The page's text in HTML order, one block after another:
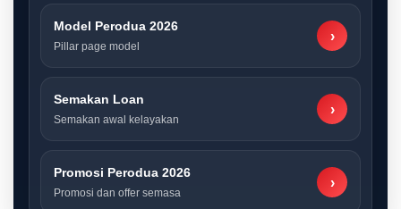
Model Perodua 2026
Pillar page model
›
Semakan Loan
Semakan awal kelayakan
›
Promosi Perodua 2026
Promosi dan offer semasa
›